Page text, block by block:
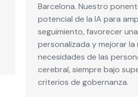
Barcelona. Nuestro
potencial de la IA para
seguimiento, favorecer
personalizada y mejorar la
necesidades de las
cerebral, siempre bajo
criterios de gobernanza.